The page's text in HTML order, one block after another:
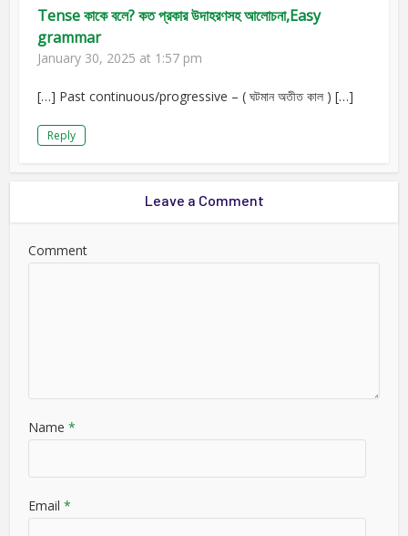
Tense কাকে বলে? কত প্রকার উদাহরণসহ আলোচনা,Easy
grammar
January 30, 2025 at 1:57 pm
[…] Past continuous/progressive – ( ঘটমান অতীত কাল ) […]
Reply
Leave a Comment
Comment
Name*
Email*